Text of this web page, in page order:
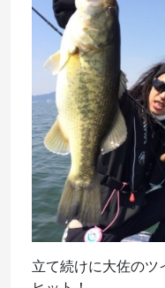
立て続けに大佐のツ